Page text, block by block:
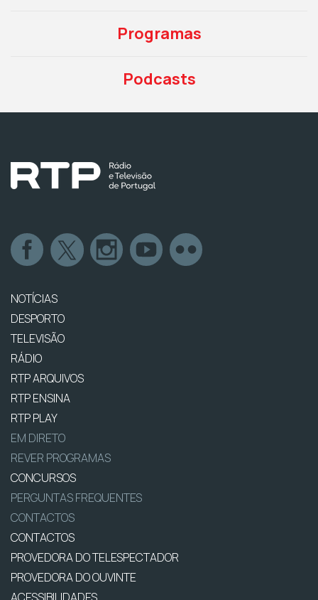
Programas
Podcasts
NOTÍCIAS
DESPORTO
TELEVISÃO
RÁDIO
RTP ARQUIVOS
RTP ENSINA
RTP PLAY
EM DIRETO
REVER PROGRAMAS
CONCURSOS
PERGUNTAS FREQUENTES
CONTACTOS
CONTACTOS
PROVEDORA DO TELESPECTADOR
PROVEDORA DO OUVINTE